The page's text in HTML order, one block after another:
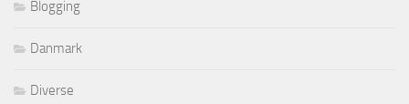
Blogging
Danmark
Diverse